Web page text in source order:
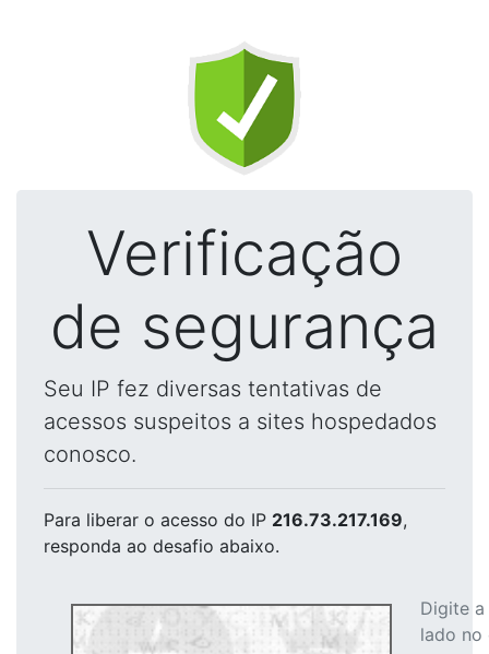
Verificação
de segurança
Seu IP fez diversas tentativas de
acessos suspeitos a sites hospedados
conosco.
Para liberar o acesso do IP 216.73.217.169,
responda ao desafio abaixo.
Digite
lado no